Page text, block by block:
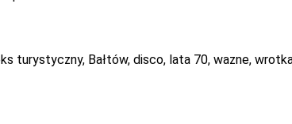
turystyczny, Bałtów, disco, lata 70, wazne,